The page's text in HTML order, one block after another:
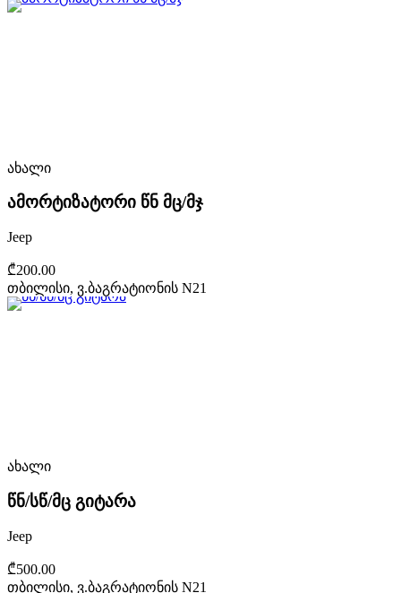
ახალი
ამორტიზატორი წნ მც/მჯ
Jeep
₾200.00
თბილისი, ვ.ბაგრატიონის N21
ახალი
წნ/სწ/მც გიტარა
Jeep
₾500.00
თბილისი, ვ.ბაგრატიონის N21